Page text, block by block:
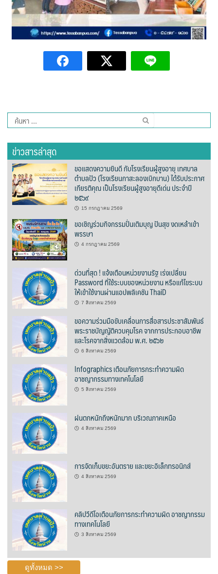
HOMU Villa
Montha Residence
Shanti – Retreat
ชมพูภูคารีสอร์ท
ต้นแหลงโฮมสเตย์
ตูบฮิมโต้งโฮมสเตย์
นครน่านอพาร์ทเม้น
นาต้นบัวโฮมสเตย์
น่านปัว รีสอร์ท
นาเหล่า เก๊าสลี โฮมสเตย์
นาไผ่ปัววิว
บวกบัววิวรีสอร์ท
บ้านกังหัน @ ปัวคอทเทจ
บ้านต้นคูณ
บ้านนาโฮมสเตย์
บ้านปัว ปลายนา
บ้านพักชมดอย
บ้านยลญภา
บ้านริมทุ่งรีสอร์ท
บ้านสวนศรีสุขโฮมสเตย์
บ้านฮิมนาปัว
บ้านไม้ปลายนา
ค้นหา
สำหรับ:
ข่าวสารล่าสุด
ขอแสดงความยินดี กับโรงเรียนผู้สูงอายุ เทศบาล
ตำบลปัว (โรงเรียนกาสะลองเบิกบาน) ได้รับประกาศ
เกียรติคุณ เป็นโรงเรียนผู้สูงอายุดีเด่น ประจำปี
๒๕๖๙
15 กรกฎาคม 2569
ขอเชิญร่วมกิจกรรมปั่นเติมบุญ ปันสุข งดเหล้าเข้า
พรรษา
4 กรกฎาคม 2569
ด่วนที่สุด ! แจ้งเตือนหน่วยงานรัฐ เร่งเปลี่ยน
Password ที่ใช้ระบบของหน่วยงาน หรือแก้ไขระบบ
ให้เข้าใช้งานผ่านแอปพลิเคชัน ThaiD
7 สิงหาคม 2569
ขอความร่วมมือขับเคลื่อนการสื่อสารประชาสัมพันธ์
พระราชบัญญัติควบคุมโรค จากการประกอบอาชีพ
และโรคจากสิ่งแวดล้อม พ.ศ. ๒๕๖๒
6 สิงหาคม 2569
Infographics เตือนภัยการกระทำความผิด
อาชญากรรมทางเทคโนโลยี
5 สิงหาคม 2569
ฝนตกหนักถึงหนักมาก บริเวณภาคเหนือ
4 สิงหาคม 2569
การจัดเก็บขยะอันตราย และขยะอิเล็กทรอนิกส์
4 สิงหาคม 2569
คลิปวีดีโอเตือนภัยการกระทำความผิด อาชญากรรม
ทางเทคโนโลยี
3 สิงหาคม 2569
ดูทั้งหมด >>